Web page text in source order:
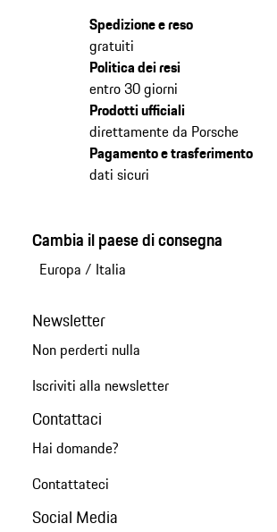
Spedizione e reso
gratuiti
Politica dei resi
entro 30 giorni
Prodotti ufficiali
direttamente da Porsche
Pagamento e trasferimento
dati sicuri
Cambia il paese di consegna
Europa / Italia
Newsletter
Non perderti nulla
Iscriviti alla newsletter
Contattaci
Hai domande?
Contattateci
Social Media